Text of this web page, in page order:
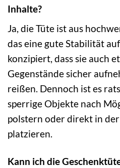
Inhalte?
Ja, die Tüte ist aus
das eine gute Stabilität
konzipiert, dass sie auch
Gegenstände sicher
reißen. Dennoch ist es
sperrige Objekte nach
polstern oder direkt in
platzieren.
Kann ich die